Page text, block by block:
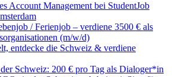
Account Management bei StudentJob
/ Ferienjob – verdiene 3500 € als
(m/w/d)
entdecke die Schweiz & verdiene
Schweiz: 200 € pro Tag als Dialoger*in